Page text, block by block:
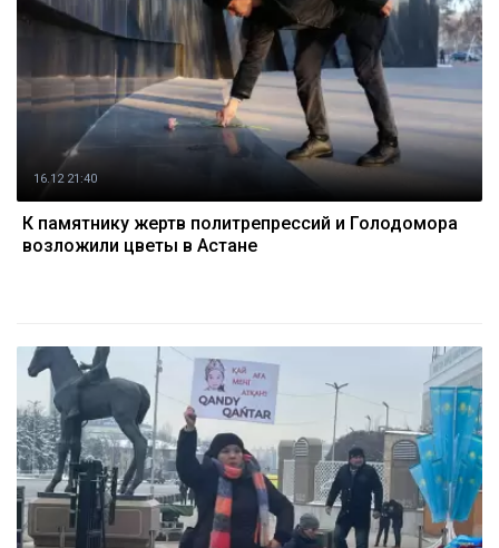
16.12 21:40
К памятнику жертв политрепрессий и Голодомора
возложили цветы в Астане